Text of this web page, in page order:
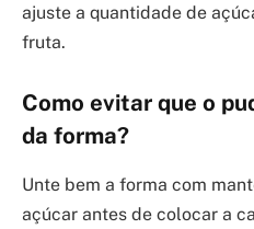
ajuste a quantidade de
fruta.
Como evitar que o
da forma?
Unte bem a forma com
açúcar antes de colocar a